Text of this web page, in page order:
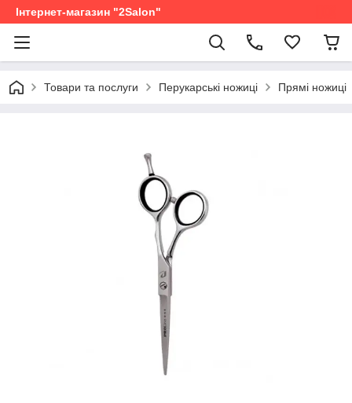
Інтернет-магазин "2Salon"
Товари та послуги Перукарські ножиці Прямі ножиці